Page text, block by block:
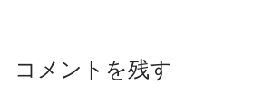
コメントを残す